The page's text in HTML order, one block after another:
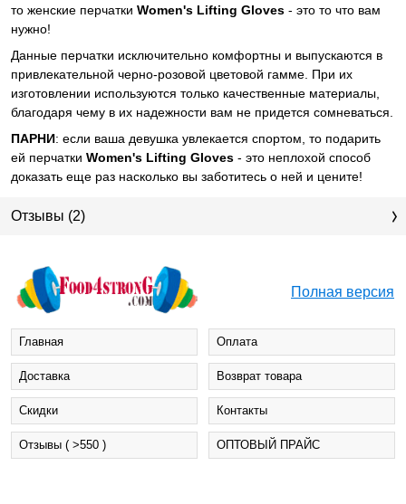
то женские перчатки Women's Lifting Gloves - это то что вам
нужно!
Данные перчатки исключительно комфортны и выпускаются в
привлекательной черно-розовой цветовой гамме. При их
изготовлении используются только качественные материалы,
благодаря чему в их надежности вам не придется сомневаться.
ПАРНИ: если ваша девушка увлекается спортом, то подарить
ей перчатки Women's Lifting Gloves - это неплохой способ
доказать еще раз насколько вы заботитесь о ней и цените!
Отзывы (2)
Полная версия
Главная Оплата
Доставка Возврат товара
Cкидки Контакты
Отзывы ( >550 ) ОПТОВЫЙ ПРАЙС